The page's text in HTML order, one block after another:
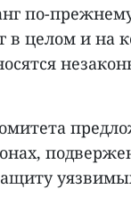
по-
целом и